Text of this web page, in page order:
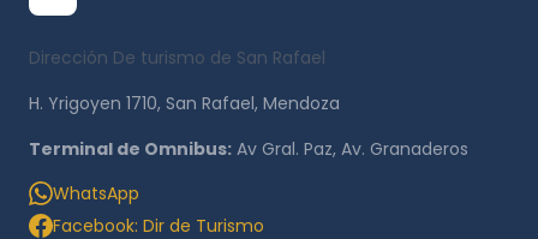
Dirección De turismo de San Rafael
H. Yrigoyen 1710, San Rafael, Mendoza
Terminal de Omnibus: Av Gral. Paz, Av. Granaderos
WhatsApp
Facebook: Dir de Turismo